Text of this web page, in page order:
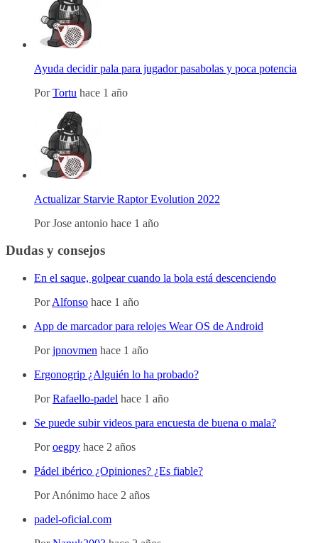
Ayuda decidir pala para jugador pasabolas y poca potencia
PorTortu hace 1 año
Actualizar Starvie Raptor Evolution 2022
PorJose antonio hace 1 año
Dudas y consejos
En el saque, golpear cuando la bola está descenciendo
PorAlfonso hace 1 año
App de marcador para relojes Wear OS de Android
Porjpnovmen hace 1 año
Ergonogrip ¿Alguién lo ha probado?
PorRafaello-padel hace 1 año
Se puede subir videos para encuesta de buena o mala?
Poroegpy hace 2 años
Pádel ibérico ¿Opiniones? ¿Es fiable?
PorAnónimo hace 2 años
padel-oficial.com